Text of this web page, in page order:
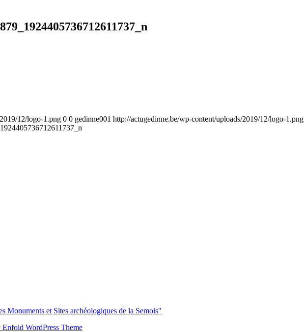
12/logo-1.png 0 0 gedinne001 http://actugedinne.be/wp-content/uploads/2019/12/logo-1.png
Monuments et Sites archéologiques de la Semois"
WordPress Theme